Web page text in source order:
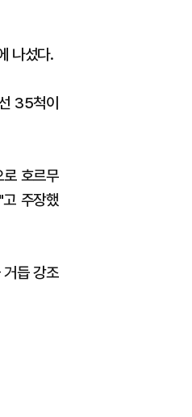
나섰다.
35척이
호르무
주장했
듭 강조